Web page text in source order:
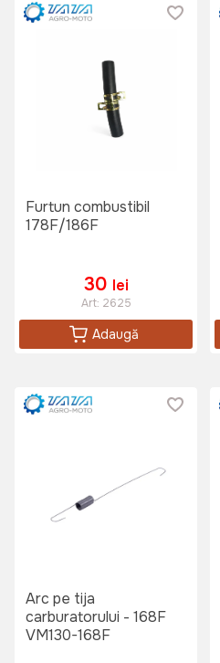
Furtun combustibil
178F/186F
30 lei
Art: 2625
Adaugă
Arc pe tija
carburatorului - 168F
VM130-168F